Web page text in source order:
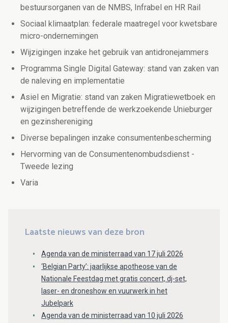
bestuursorganen van de NMBS, Infrabel en HR Rail
Sociaal klimaatplan: federale maatregel voor kwetsbare
micro-ondernemingen
Wijzigingen inzake het gebruik van antidronejammers
Programma Single Digital Gateway: stand van zaken van
de naleving en implementatie
Asiel en Migratie: stand van zaken Migratiewetboek en
wijzigingen betreffende de werkzoekende Unieburger
en gezinshereniging
Diverse bepalingen inzake consumentenbescherming
Hervorming van de Consumentenombudsdienst -
Tweede lezing
Varia
Laatste nieuws van deze bron
Agenda van de ministerraad van 17 juli 2026
‘Belgian Party’: jaarlijkse apotheose van de
Nationale Feestdag met gratis concert, dj-set,
laser- en droneshow en vuurwerk in het
Jubelpark
Agenda van de ministerraad van 10 juli 2026